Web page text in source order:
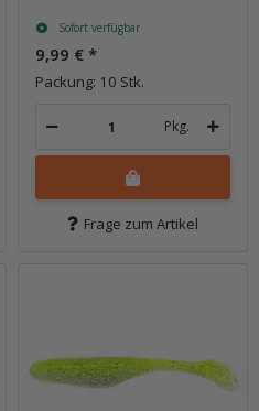
Sofort verfügbar
9,99 € *
Packung: 10 Stk.
Pkg.
Frage zum Artikel